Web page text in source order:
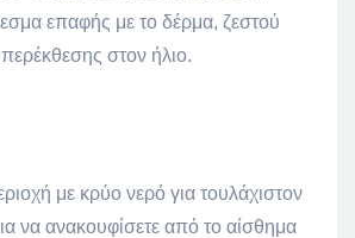
επαφής με το δέρμα, ζεστού
στον ήλιο.
με κρύο νερό για τουλάχιστον
να ανακουφίσετε από το αίσθημα